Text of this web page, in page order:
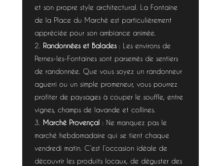
et son propre style architectural. La Fontaine
de la Place du Marché est particulièrement
appréciée pour son ambiance animée.
Randonnées et Balades: Les environs de
Pernes-les-Fontaines sont parsemés de sentiers
de randonnée. Que vous soyez un randonneur
aguerri ou un simple promeneur, vous pourrez
profiter de paysages à couper le souffle, entre
vignes, champs de lavande et collines.
Marché Provençal : Ne manquez pas le
marché hebdomadaire qui se tient chaque
vendredi matin. C’est l’occasion idéale de
découvrir les produits locaux, de déguster des